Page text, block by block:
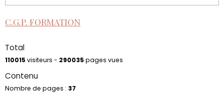
C.G.P. FORMATION
Total
110015 visiteurs - 290035 pages vues
Contenu
Nombre de pages : 37